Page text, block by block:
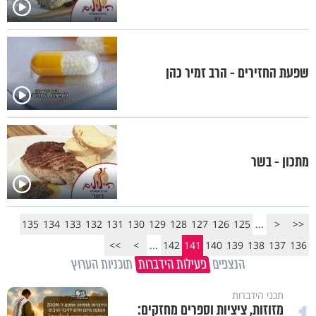
שפעת החזירים - הרב זמיר כהן
מתכון - בשר
<<
<
...
125
126
127
128
129
130
131
132
133
134
135
136
137
138
139
140
141
142
...
>
>>
הנצפים פעילות הידברות תוכניות הערוץ
תכני הידברות
מזוזות, ציציות וספרים מחזקים: